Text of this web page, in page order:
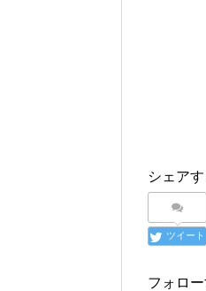
シェアす
ツイート
フォロ